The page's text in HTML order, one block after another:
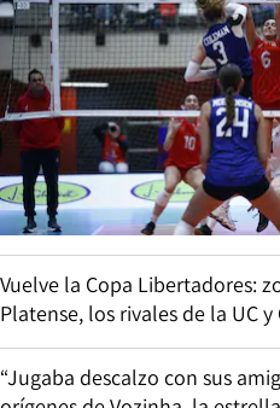
Vuelve la Copa Libertadores:
Platense, los rivales de la UC
“Jugaba descalzo con sus